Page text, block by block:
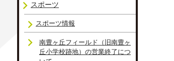
スポーツ
スポーツ情報
南豊ヶ丘フィールド（旧南豊ヶ
丘小学校跡地）の営業終了につ